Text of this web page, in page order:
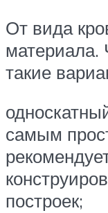
От вида
материала.
такие
самым
построек;